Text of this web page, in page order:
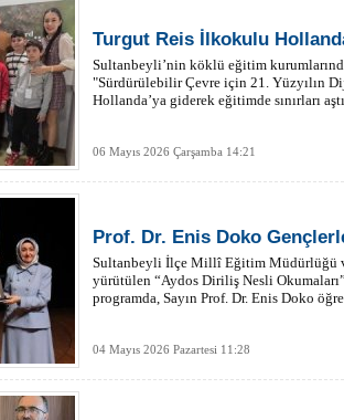
Turgut Reis İlkokulu
​Sultanbeyli’nin köklü eğitim
"Sürdürülebilir Çevre için 21. Yüzyılın
Hollanda’ya giderek eğitimde sınırları
06 Mayıs 2026 Çarşamba 14:21
Prof. Dr. Enis Doko
Sultanbeyli İlçe Millî Eğitim Müdürlüğü
yürütülen “Aydos Diriliş Nesli
programda, Sayın Prof. Dr. Enis Doko
04 Mayıs 2026 Pazartesi 11:28